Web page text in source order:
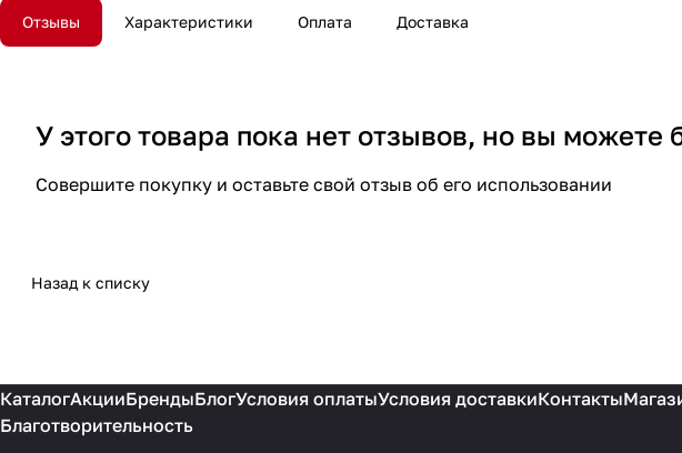
Отзывы Характеристики Оплата Доставка
У этого товара пока нет отзывов, но вы можете
Совершите покупку и оставьте свой отзыв об его использовании
Назад к списку
КаталогАкцииБрендыБлогУсловия оплатыУсловия доставкиКонтакты
Благотворительность